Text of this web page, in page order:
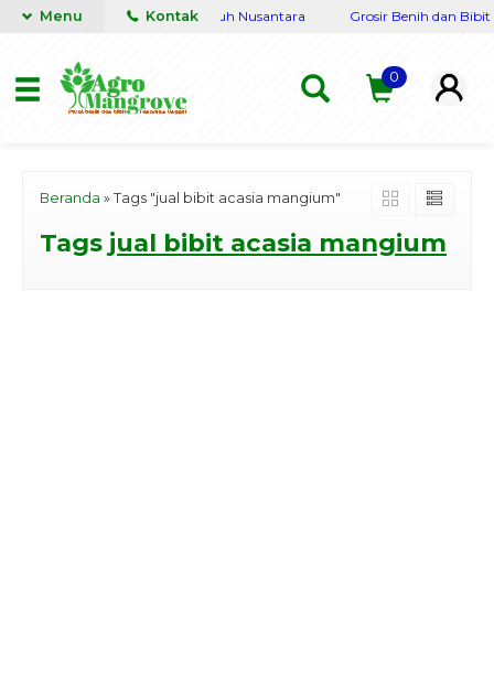
Terpercaya siap kirim seluruh Nusantara Grosir Benih dan Bibit
Menu Kontak
0
Beranda » Tags "jual bibit acasia mangium"
Tags jual bibit acasia mangium